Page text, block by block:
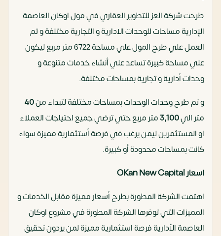
طرحت شركة العز للتطوير العقاري في مول اوكان العاصمة
الإدارية مساحات للوحدات الادارية و التجارية مختلفة و تم
العمل علي طرح المول علي مساحة 6722 متر مربع ليكون
علي مساحة كبيرة تساعد علي أنشاء خدمات متنوعة و
وحدات أدارية و تجارية بمساحات مختلفة.
و تم طرح وحدات الوحدات بمساحات مختلفة لتبداء من40
متر الي3,100متر مربع حتي ترضي جميع احتياجات العملاء
او المستثمرين ليمن يرغب في فرصة أستثمارية مميزة سواء
كانت بمساحات محدودة أو كبيرة.
اسعار OKan New Capital
اهتمت الشركة المطورة بطرح أسعار مميزة مقابل الخدمات و
المميزات التي توفرها الشركة المطورة في مشروع اوكان
العاصمة الأدارية فرصة استثمارية مميزة لمن يردون تحقيق